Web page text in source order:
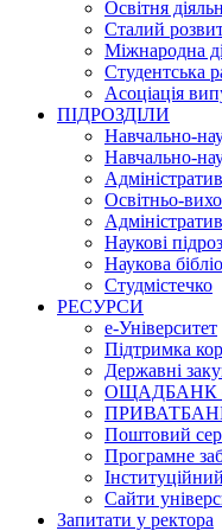
Освітня
Сталий
Міжнародна
Студентська
Асоціація
ПІДРОЗДІЛИ
Навчально-
Навчально-
Освітньо-
Наукові
Наукова
Студмістечко
РЕСУРСИ
е-Університет
Підтримка
Державні
ОЩАДБАНК
Поштовий
Програмне
Сайти
Запитати у ректора